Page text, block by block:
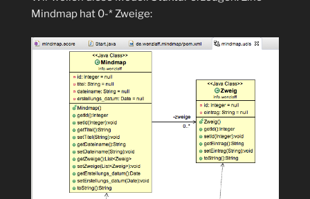
X
High
Sierra
Mindmap hat 0-* Zweige: